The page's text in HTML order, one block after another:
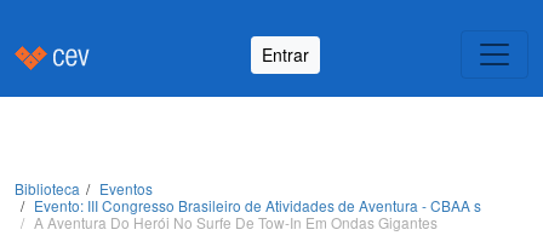
Entrar
Biblioteca
Eventos
Evento: III Congresso Brasileiro de Atividades de Aventura - CBAA s
A Aventura Do Herói No Surfe De Tow-In Em Ondas Gigantes